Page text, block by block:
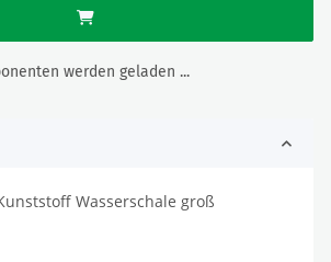
werden geladen ...
Wasserschale groß